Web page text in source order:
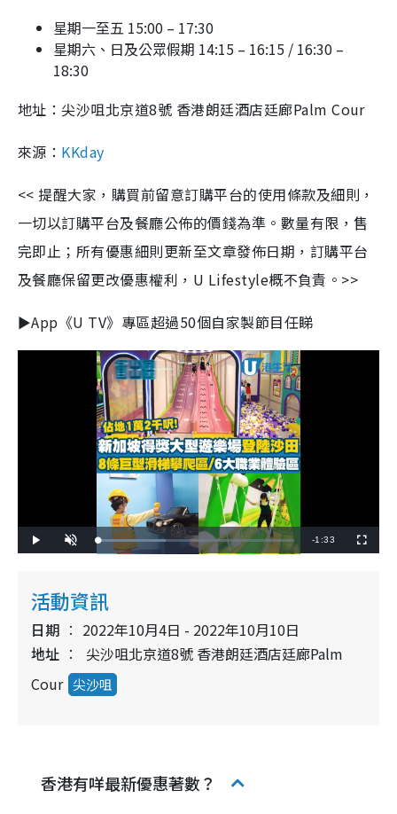
星期一至五 15:00 – 17:30
星期六、日及公眾假期 14:15 – 16:15 / 16:30 –
18:30
地址：尖沙咀北京道8號 香港朗廷酒店廷廊Palm Cour
來源： KKday
<<提醒大家，購買前留意訂購平台的使用條款及細則，
一切以訂購平台及餐廳公佈的價錢為準。數量有限，售
完即止；所有優惠細則更新至文章發佈日期，訂購平台
及餐廳保留更改優惠權利， U Lifestyle概不負責。 >>
►App 《U TV》專區超過50個自家製節目任睇
l
n
L
o
8
%
R
-1:33
u
活動資訊
日期
2022年10月4日 - 2022年10月10日
地址
尖沙咀北京道8號 香港朗廷酒店廷廊Palm
Cour 尖沙咀
香港有咩最新優惠著數？